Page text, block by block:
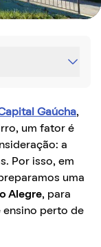
Gaúcha,
um fator é
a
Por isso, em
uma
Alegre, para
ensino perto de